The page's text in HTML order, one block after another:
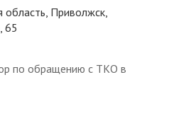
область, Приволжск,
65
по обращению с ТКО в